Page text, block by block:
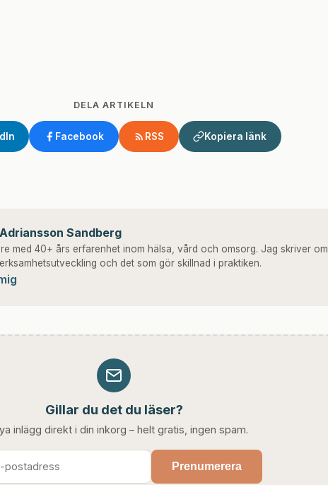
DELA ARTIKELN
Facebook RSS Kopiera länk
Sandberg
med 40+ års erfarenhet inom hälsa, vård och omsorg. Jag skriver om
och det som gör skillnad i praktiken.
Gillar du det du läser?
inlägg direkt i din inkorg – helt gratis, ingen spam.
Prenumerera